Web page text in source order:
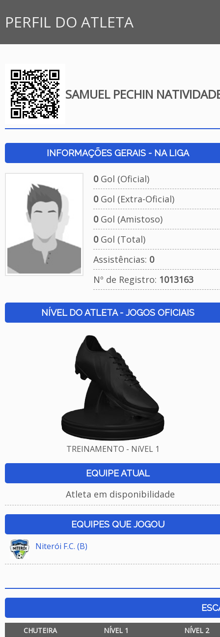
PERFIL DO ATLETA
SAMUEL PECHIN
INFORMAÇÕES GERAIS - NA LIGA
0Gol (Oficial)
0Gol (Extra-Oficial)
0Gol (Amistoso)
0Gol (Total)
Assistências: 0
Nº de Registro: 1013163
NÍVEL DO ATLETA - JOGOS OFICIAIS
TREINAMENTO - NíVEL 1
EQUIPE ATUAL
Atleta em disponibilidade
EQUIPES QUE JOGOU
Niterói F.C. (B)
CHUTEIRA NÍVEL 1 NÍVEL 2